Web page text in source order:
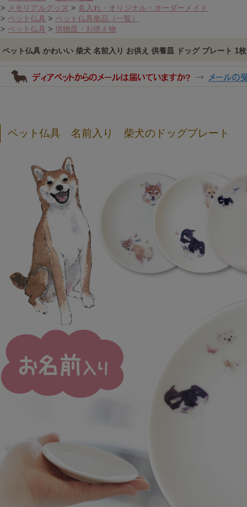
> メモリアルグッズ > 名入れ・オリジナル・オーダーメイド
> ペット仏具 > ペット仏具単品（一覧）
> ペット仏具 > 供物皿・お供え物
ペット仏具 かわいい 柴犬 名前入り お供え 供養皿 ドッグ プレート 1枚
ペット仏具 名前入り 柴犬のドッグプレート